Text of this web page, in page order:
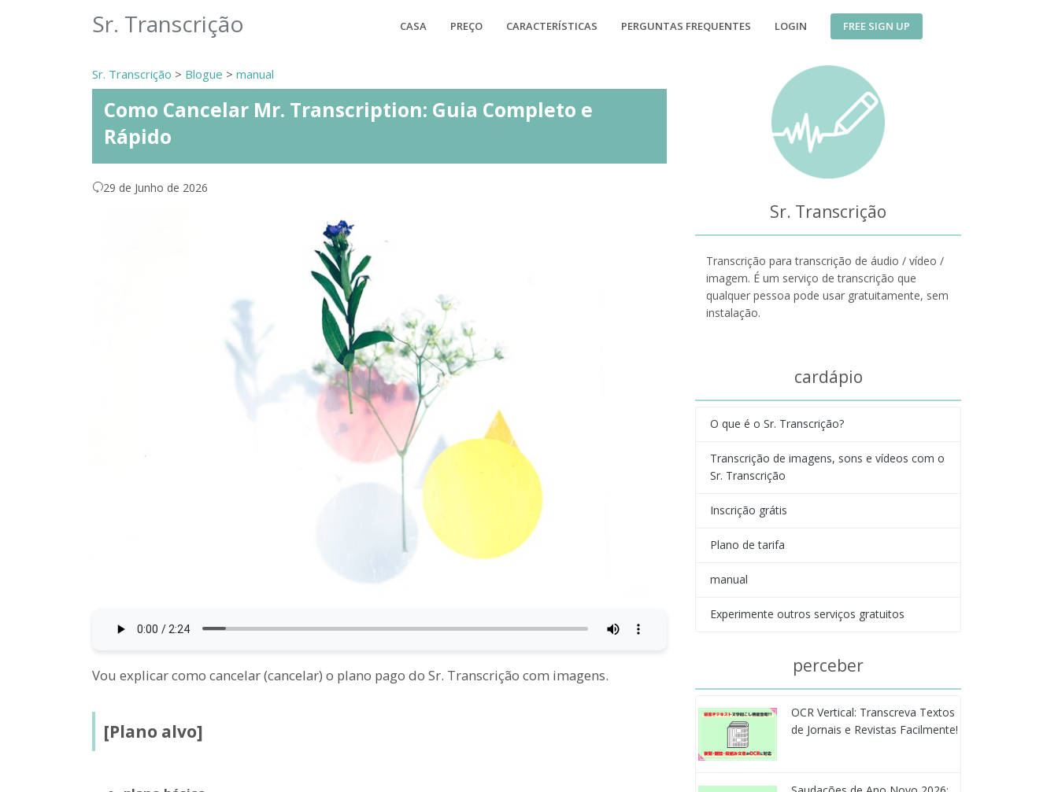
Sr. Transcrição CASA PREÇO CARACTERÍSTICAS PERGUNTAS FREQUENTES LOGIN FREE SIGN UP
Sr. Transcrição > Blogue > manual
Como Cancelar Mr. Transcription: Guia Completo e
Rápido
29 de Junho de 2026
Vou explicar como cancelar (cancelar) o plano pago do Sr. Transcrição com imagens.
[Plano alvo]
Sr. Transcrição
Transcrição para transcrição de áudio / vídeo /
imagem. É um serviço de transcrição que
qualquer pessoa pode usar gratuitamente, sem
instalação.
cardápio
O que é o Sr. Transcrição?
Transcrição de imagens, sons e vídeos com o
Sr. Transcrição
Inscrição grátis
Plano de tarifa
manual
Experimente outros serviços gratuitos
perceber
OCR Vertical: Transcreva Textos
de Jornais e Revistas Facilmente!